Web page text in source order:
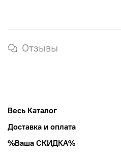
Отзывы
Весь Каталог
Доставка и оплата
%Ваша СКИДКА%